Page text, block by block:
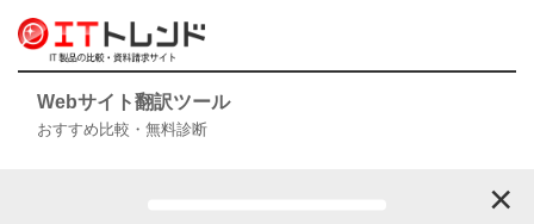
Webサイト翻訳ツール
おすすめ比較・無料診断
×